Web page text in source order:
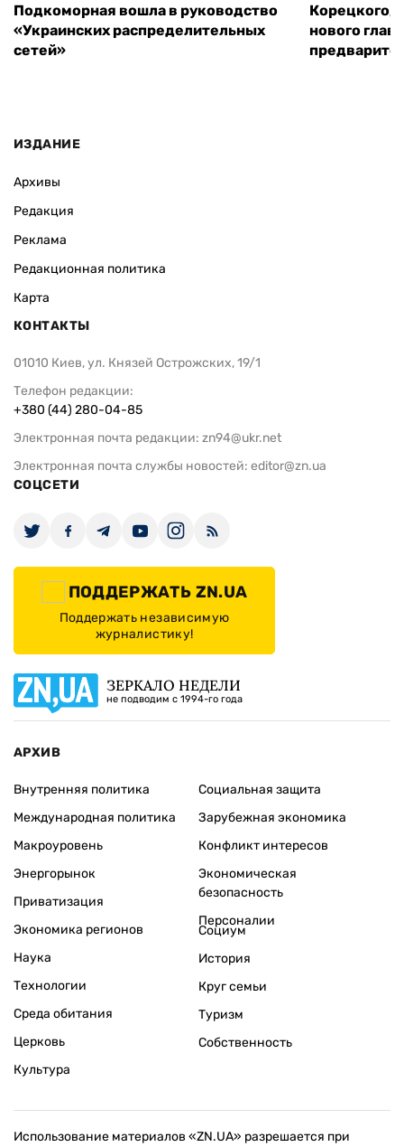
Подкоморная вошла в руководство
«Украинских распределительных
сетей»
Корецкого,
нового
ИЗДАНИЕ
Архивы
Редакция
Реклама
Редакционная политика
Карта
КОНТАКТЫ
01010 Киев, ул. Князей Острожских, 19/1
Телефон редакции:
+380 (44) 280-04-85
Электронная почта редакции: zn94@ukr.net
Электронная почта службы новостей: editor@zn.ua
СОЦСЕТИ
ПОДДЕРЖАТЬ ZN.UA
Поддержать независимую
журналистику!
ЗЕРКАЛО НЕДЕЛИ
не подводим с 1994-го года
АРХИВ
Внутренняя политика
Международная политика
Макроуровень
Энергорынок
Приватизация
Экономика регионов
Социальная защита
Зарубежная экономика
Конфликт интересов
Экономическая
безопасность
Персоналии
Наука
Технологии
Среда обитания
Церковь
Культура
Социум
История
Круг семьи
Туризм
Собственность
Использование материалов «ZN.UA» разрешается при